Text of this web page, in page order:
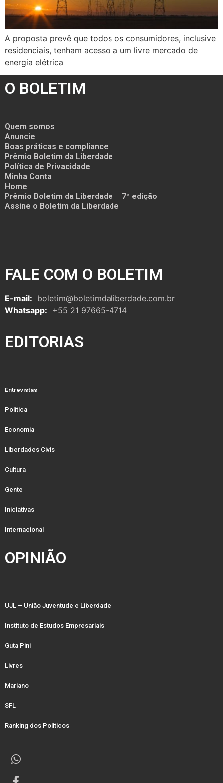
A proposta prevê que todos os consumidores, inclusive
residenciais, tenham acesso a um livre mercado de
energia elétrica
O BOLETIM
Quem somos
Anuncie
Boas práticas e compliance
Prêmio Boletim da Liberdade
Política de Privacidade
Minha Conta
Home
Prêmio Boletim da Liberdade – 7ª edição
Assine o Boletim da Liberdade
FALE COM O BOLETIM
E-mail: boletim@boletimdaliberdade.com.br
Whatsapp: +55 21 97665-4714
EDITORIAS
Entrevistas
Política
Economia
Liberdades Civis
Cultura
Gente
Iniciativas
Internacional
OPINIÃO
UJL – União Juventude e Liberdade
Instituto de Estudos Empresariais
Guta Pini
Livres
Mariano
SFL
Ranking dos Politicos